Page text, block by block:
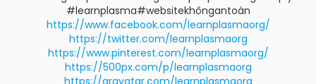
#learnplasma#websitekhôngantoàn
https://www.facebook.com/learnplasmaorg/
https://twitter.com/learnplasmaorg
https://www.pinterest.com/learnplasmaorg/
https://500px.com/p/learnplasmaorg
https://gravatar.com/learnplasmaorg